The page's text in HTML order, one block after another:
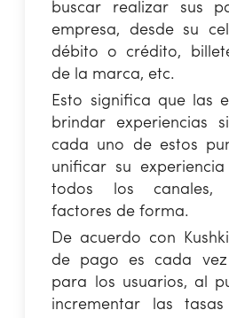
buscar realizar sus
empresa, desde su
débito o crédito,
de la marca, etc.
Esto significa que las
brindar experiencias
cada uno de estos
unificar su
todos los canales,
factores de forma.
De acuerdo con
de pago es cada
para los usuarios, al
incrementar las